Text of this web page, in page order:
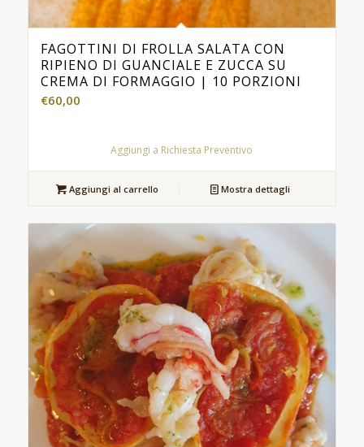
FAGOTTINI DI FROLLA SALATA CON
RIPIENO DI GUANCIALE E ZUCCA SU
CREMA DI FORMAGGIO | 10 PORZIONI
€60,00
Aggiungi a Richiesta Preventivo
Aggiungi al carrello Mostra dettagli